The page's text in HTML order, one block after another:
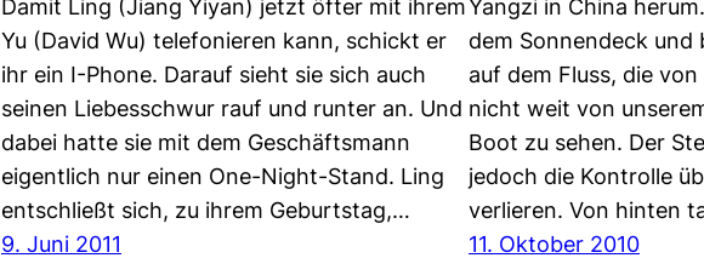
Damit Ling (Jiang Yiyan) jetzt öfter mit ihrem
Yu (David Wu) telefonieren kann, schickt er
ihr ein I-Phone. Darauf sieht sie sich auch
seinen Liebesschwur rauf und runter an. Und
dabei hatte sie mit dem Geschäftsmann
eigentlich nur einen One-Night-Stand. Ling
entschließt sich, zu ihrem Geburtstag,…
9. Juni 2011
Yangzi in China
dem Sonnendeck und
auf dem Fluss, die
nicht weit von
Boot zu sehen. Der
jedoch die Kontrolle
verlieren. Von hinten
11. Oktober 2010